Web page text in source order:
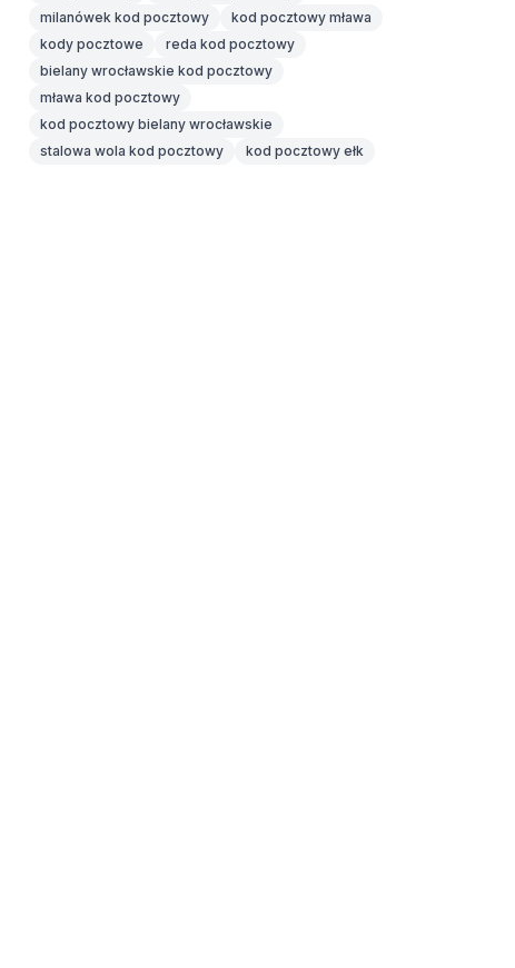
milanówek kod pocztowy
kod pocztowy mława
kody pocztowe
reda kod pocztowy
bielany wrocławskie kod pocztowy
mława kod pocztowy
kod pocztowy bielany wrocławskie
stalowa wola kod pocztowy
kod pocztowy ełk